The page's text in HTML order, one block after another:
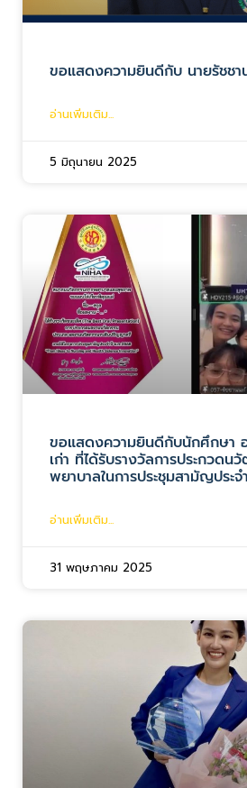
ขอแสดงความยินดีกับ นายรัชช
อ่านเพิ่มเติม...
5 มิถุนายน 2025
ขอแสดงความยินดีกับนักศึกษา
เก่า ที่ได้รับรางวัลการประกวดน
พยาบาลในการประชุมสามัญประ
อ่านเพิ่มเติม...
31 พฤษภาคม 2025